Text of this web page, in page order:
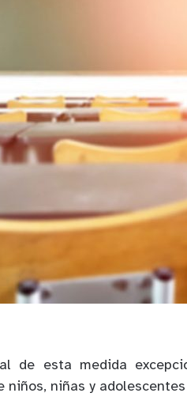
de esta medida
niños, niñas y